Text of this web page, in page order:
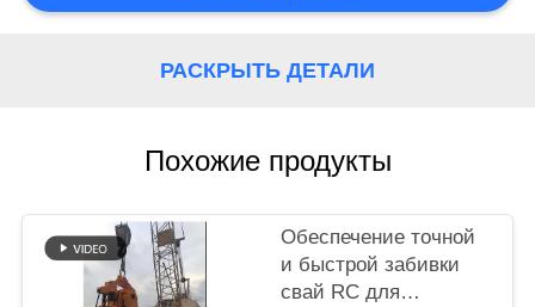
СПРОСИТЕ
POLICY
РАСКРЫТЬ ДЕТАЛИ
Похожие продукты
Обеспечение точной
и быстрой забивки
свай RC для